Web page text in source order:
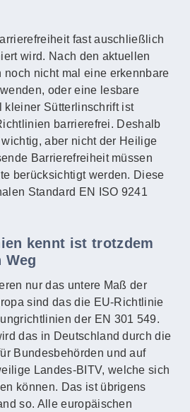
fast auschließlich
wird. Nach den aktuellen
noch nicht mal eine erkennbare
oder eine lesbare
kleiner Sütterlinschrift ist
barrierefrei. Deshalb
aber nicht der Heilige
Barrierefreiheit müssen
berücksichtigt werden. Diese
Standard EN ISO 9241
kennt ist trotzdem
Weg
nur das untere Maß der
sind das die EU-Richtlinie
der EN 301 549.
das in Deutschland durch die
Bundesbehörden und auf
Landes-BITV, welche sich
können. Das ist übrigens
so. Alle europäischen